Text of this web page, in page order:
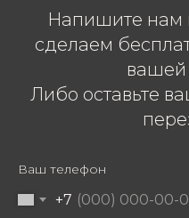
Напишите
сделаем
вашей
Либо оставьте
Ваш телефон
+7